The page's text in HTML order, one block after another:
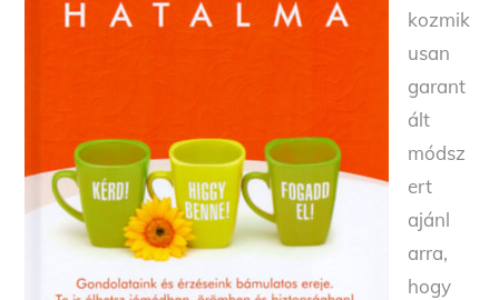
kozmik
usan
garant
ált
módsz
ert
ajánl
arra,
hogy